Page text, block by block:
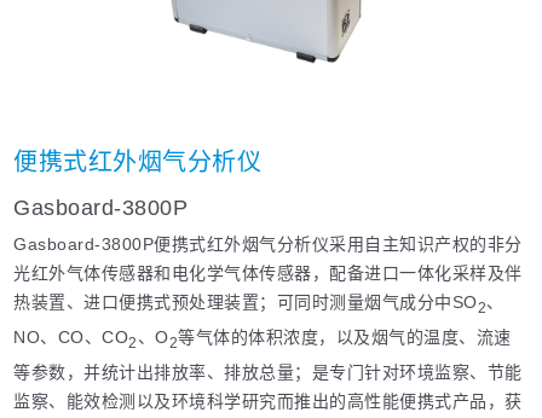
便携式红外烟气分析仪
Gasboard-3800P
Gasboard-3800P便携式红外烟气分析仪采用自主知识产权的非分
光红外气体传感器和电化学气体传感器，配备进口一体化采样及伴
热装置、进口便携式预处理装置；可同时测量烟气成分中SO2、
NO、CO、CO2 、O2等气体的体积浓度，以及烟气的温度、流速
等参数，并统计出排放率、排放总量；是专门针对环境监察、节能
监察、能效检测以及环境科学研究而推出的高性能便携式产品，获